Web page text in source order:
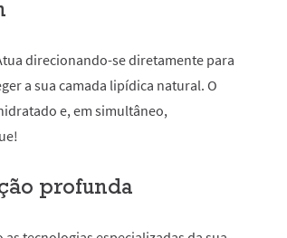
direcionando-se diretamente para
a sua camada lipídica natural. O
e, em simultâneo,
profunda